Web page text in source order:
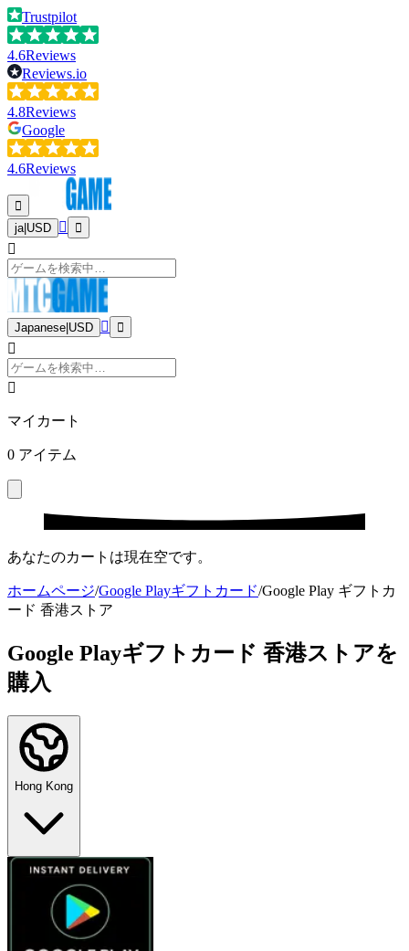
Trustpilot
4.6Reviews
Reviews.io
4.8Reviews
Google
4.6Reviews
ja| USD
Japanese USD
マイカート
0 アイテム
あなたのカートは現在空です。
ホームページ/Google Playギフトカード/Google Play ギフトカ
ード 香港ストア
Google Playギフトカード 香港ストアを
購入
Hong Kong